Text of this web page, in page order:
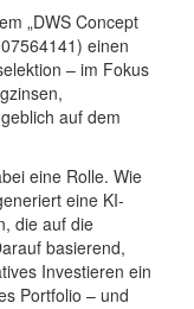
„DWS Concept
einen
– im Fokus
auf dem
eine Rolle. Wie
eine KI-
die auf die
basierend,
Investieren ein
Portfolio – und